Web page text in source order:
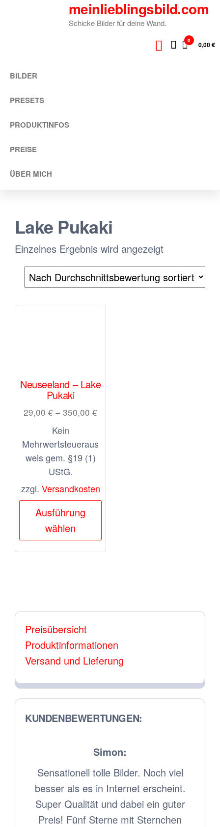
meinlieblingsbild.com
Schicke Bilder für deine Wand.
0 0,00 €
BILDER
PRESETS
PRODUKTINFOS
PREISE
ÜBER MICH
Lake Pukaki
Einzelnes Ergebnis wird angezeigt
Neuseeland – Lake
Pukaki
29,00€ –350,00€
Kein
Mehrwertsteueraus
weis gem. §19 (1)
UStG.
zzgl. Versandkosten
Ausführung
wählen
Dieses
weist
mehrere
Optionen
auf
der
gewählt
Preisübersicht
Produktinformationen
Versand und Lieferung
KUNDENBEWERTUNGEN:
Noch viel
erscheint.
ein guter
Alles Perfekt! Sehr zufrieden!
Danke!